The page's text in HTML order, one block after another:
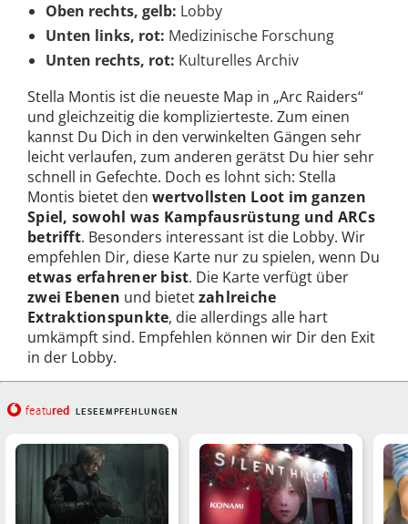
Oben rechts, gelb: Lobby
Unten links, rot: Medizinische Forschung
Unten rechts, rot: Kulturelles Archiv
Stella Montis ist die neueste Map in „Arc Raiders“
und gleichzeitig die komplizierteste. Zum einen
kannst Du Dich in den verwinkelten Gängen sehr
leicht verlaufen, zum anderen gerätst Du hier sehr
schnell in Gefechte. Doch es lohnt sich: Stella
Montis bietet den wertvollsten Loot im ganzen
Spiel, sowohl was Kampfausrüstung und ARCs
betrifft. Besonders interessant ist die Lobby. Wir
empfehlen Dir, diese Karte nur zu spielen, wenn Du
etwas erfahrener bist. Die Karte verfügt über
zwei Ebenen und bietetzahlreiche
Extraktionspunkte, die allerdings alle hart
umkämpft sind. Empfehlen können wir Dir den Exit
in der Lobby.
featured LESEEMPFEHLUNGEN